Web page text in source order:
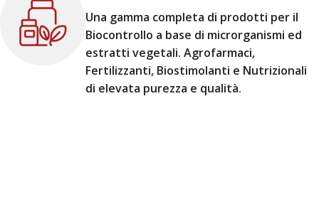
Una gamma completa di prodotti per il
Biocontrollo a base di microrganismi ed
estratti vegetali. Agrofarmaci,
Fertilizzanti, Biostimolanti e Nutrizionali
di elevata purezza e qualità.